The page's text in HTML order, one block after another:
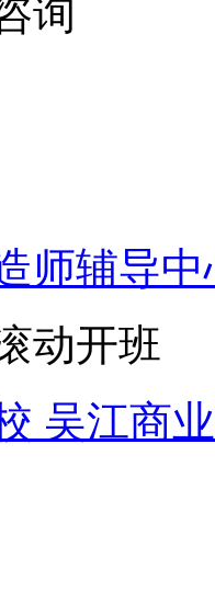
询
师辅导中
动开班
吴江商